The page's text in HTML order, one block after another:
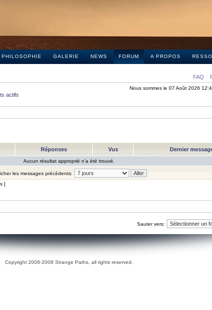
PHILOSOPHIE GALERIE NEWS FORUM A PROPOS
FAQ
Nous sommes le 07 Août 2026
actifs
Réponses Vus Dernier
Aucun résultat approprié n’a été trouvé.
les messages précédents:
]
Sauter vers:
Copyright 2006-2008 Strange Paths, all rights reserved.